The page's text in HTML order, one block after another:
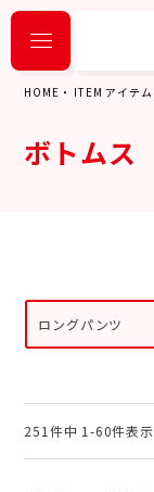
HOME ITEM アイテム
ボトムス
ロングパンツ
251 件中 1-60件表示